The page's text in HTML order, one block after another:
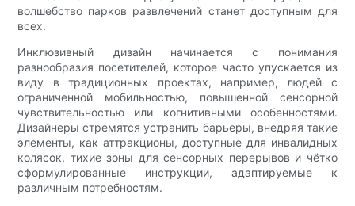
волшебство парков развлечений станет доступным для
всех.
Инклюзивный дизайн начинается с понимания
разнообразия посетителей, которое часто упускается из
виду в традиционных проектах, например, людей с
ограниченной мобильностью, повышенной сенсорной
чувствительностью или когнитивными особенностями.
Дизайнеры стремятся устранить барьеры, внедряя такие
элементы, как аттракционы, доступные для инвалидных
колясок, тихие зоны для сенсорных перерывов и чётко
сформулированные инструкции, адаптируемые к
различным потребностям.